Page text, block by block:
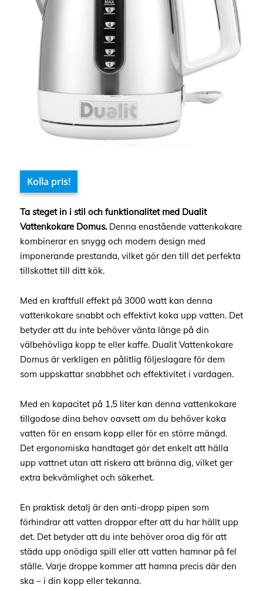
Kolla pris!
Ta steget in i stil och funktionalitet med Dualit
Vattenkokare Domus.Denna enastående vattenkokare
kombinerar en snygg och modern design med
imponerande prestanda, vilket gör den till det perfekta
tillskottet till ditt kök.
Med en kraftfull effekt på 3000 watt kan denna
vattenkokare snabbt och effektivt koka upp vatten. Det
betyder att du inte behöver vänta länge på din
välbehövliga kopp te eller kaffe. Dualit Vattenkokare
Domus är verkligen en pålitlig följeslagare för dem
som uppskattar snabbhet och effektivitet i vardagen.
Med en kapacitet på 1,5 liter kan denna vattenkokare
tillgodose dina behov oavsett om du behöver koka
vatten för en ensam kopp eller för en större mängd.
Det ergonomiska handtaget gör det enkelt att hälla
upp vattnet utan att riskera att bränna dig, vilket ger
extra bekvämlighet och säkerhet.
En praktisk detalj är den anti-dropp pipen som
förhindrar att vatten droppar efter att du har hällt upp
det. Det betyder att du inte behöver oroa dig för att
städa upp onödiga spill eller att vatten hamnar på fel
ställe. Varje droppe kommer att hamna precis där den
ska – i din kopp eller tekanna.